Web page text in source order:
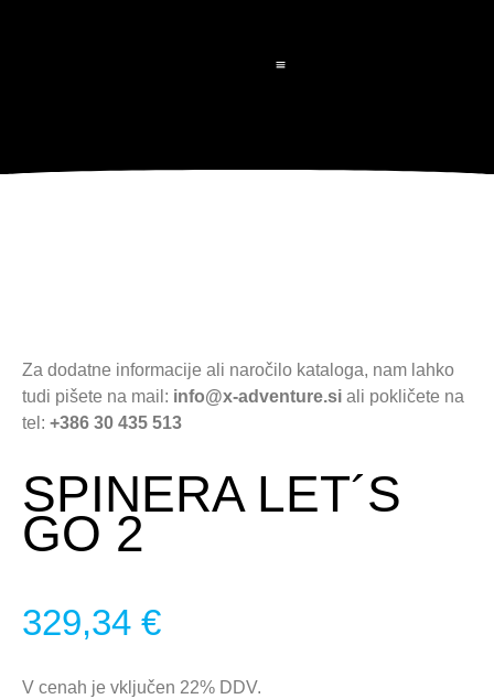
Za dodatne informacije ali naročilo kataloga, nam lahko
tudi pišete na mail: info@x-adventure.si ali pokličete na
tel: +386 30 435 513
SPINERA LET´S
GO 2
329,34 €
V cenah je vključen 22% DDV.